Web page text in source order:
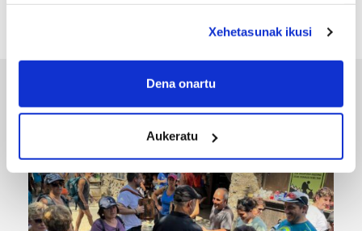
If you allow, we would also like to:
Collect information about your geographical
Identify your device by actively scanning it for
specific characteristics (fingerprinting)
Find out more about how your personal data is processed
and set your preferences in thedetails section.
Xehetasunak ikusi
Dena onartu
Aukeratu
ERREPORTAJEAK